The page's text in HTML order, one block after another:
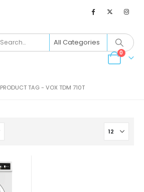
0
PRODUCT TAG -VOX TDM 710T